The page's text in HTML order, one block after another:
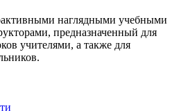
наглядными учебными
предназначенный для
учителями, а также для